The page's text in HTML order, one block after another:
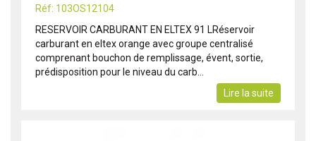
Réf: 103OS12104
RESERVOIR CARBURANT EN ELTEX 91 LRéservoir
carburant en eltex orange avec groupe centralisé
comprenant bouchon de remplissage, évent, sortie,
prédisposition pour le niveau du carb...
Lire la suite